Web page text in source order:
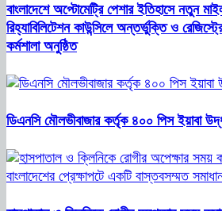
বাংলাদেশে অপ্টোমেট্রি পেশার ইতিহাসে নতুন
রিহ্যাবিলিটেশন কাউন্সিলে অন্তর্ভুক্তি ও
কর্মশালা অনুষ্ঠিত
ডিএনসি মৌলভীবাজার কর্তৃক ৪০০ পিস ইয়াবা